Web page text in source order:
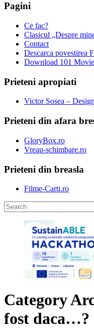
Pagini
Ce fac?
Clasicul „Despre
Contact
Descarca povestirea
Download 101
Prieteni apropiati
Victor Sosea –
Prieteni din afara
GloryBox.ro
Vreau-schimbare.ro
Prieteni din breasla
Filme-Carti.ro
Category
fost daca…?